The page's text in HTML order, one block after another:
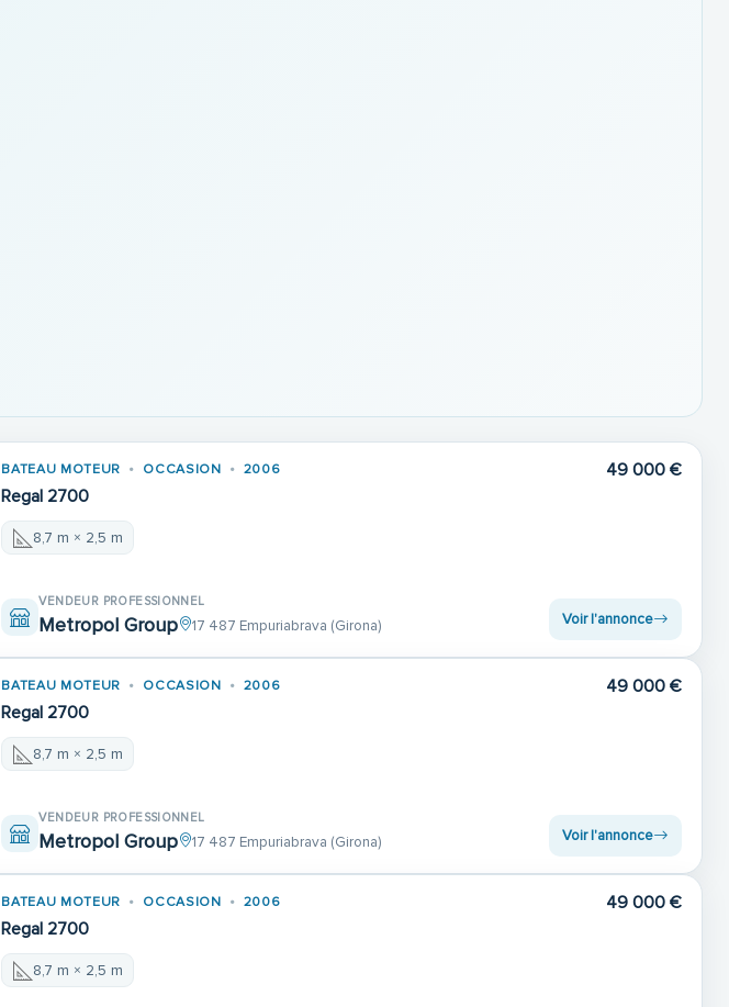
BATEAU MOTEUR OCCASION 2006
Regal 2700
49 000 €
8,7 m × 2,5 m
VENDEUR PROFESSIONNEL
Metropol Group 17 487 Empuriabrava (Girona) Voir l'annonce
BATEAU MOTEUR OCCASION 2006
Regal 2700
49 000 €
8,7 m × 2,5 m
VENDEUR PROFESSIONNEL
Metropol Group 17 487 Empuriabrava (Girona) Voir l'annonce
BATEAU MOTEUR OCCASION 2006
Regal 2700
49 000 €
8,7 m × 2,5 m